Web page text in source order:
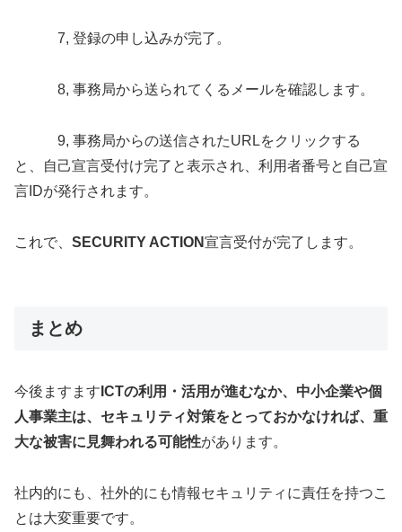
7, 登録の申し込みが完了。
8, 事務局から送られてくるメールを確認します。
9, 事務局からの送信されたURLをクリックする
と、自己宣言受付け完了と表示され、利用者番号と自己宣
言IDが発行されます。
これで、 SECURITY ACTION宣言受付が完了します。
まとめ
今後ますます ICTの利用・活用が進むなか、中小企業や個
人事業主は、セキュリティ対策をとっておかなければ、重
大な被害に見舞われる可能性があります。
社内的にも、社外的にも情報セキュリティに責任を持つこ
とは大変重要です。